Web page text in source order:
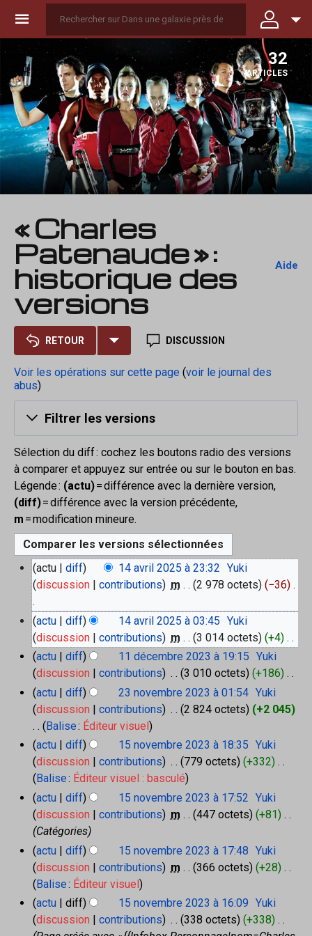
☰
32
ARTICLES
« Charles
Patenaude » :
historique des
versions
Aide
RETOUR DISCUSSION
Voir les opérations sur cette page (voir le journal des
abus)
Filtrer les versions
Sélection du diff : cochez les boutons radio des versions
à comparer et appuyez sur entrée ou sur le bouton en bas.
Légende : (actu)= différence avec la dernière version,
(diff)= différence avec la version précédente,
m = modification mineure.
actu diff 14 avril 2025 à 23:32 Yuki
discussion
contributions m 2 978 octets −36 ‎
A
u
c
u
n
r
é
s
u
m
é
d
e
s
m
o
d
i
f
actu diff 14 avril 2025 à 03:45 Yuki
discussion
contributions m 3 014 octets +4 ‎
A
u
c
u
n
r
é
s
u
m
é
d
e
s
m
o
d
m
actu diff 11 décembre 2023 à 19:15 Yuki
discussion
contributions 3 010 octets +186 ‎
A
u
u
n
r
é
s
u
m
é
d
e
s
m
actu diff 23 novembre 2023 à 01:54‎ Yuki
discussion
contributions 2 824 octets +2 045
A
u
c
u
n
r
é
s
u
m
é
d
Balise: Éditeur visuel
actu diff 15 novembre 2023 à 18:35 Yuki
discussion
contributions 779 octets +332 ‎
A
u
c
u
n
r
é
s
u
m
Balise: Éditeur visuel : basculé
actu
diff 15 novembre 2023 à 17:52 Yuki
discussion
contributions m 447 octets +81 ‎
Catégories
actu
diff 15 novembre 2023 à 17:48 Yuki
discussion
contributions m 366 octets +28 ‎
A
u
c
u
Balise: Éditeur visuel
actu
diff 15 novembre 2023 à 16:09 Yuki
discussion
contributions 338 octets +338 ‎